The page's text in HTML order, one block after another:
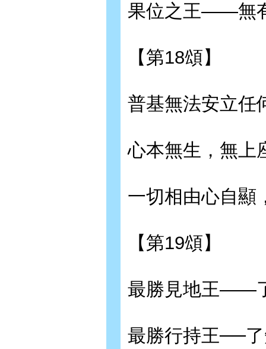
果位之王——無
【第18頌】
普基無法安立任
心本無生，無上
一切相由心自顯
【第19頌】
最勝見地王——
最勝行持王──